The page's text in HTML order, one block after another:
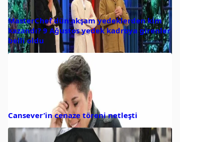
MasterChef dün akşam yedeklerden kim
kazandı? 9 Ağustos yedek kadroya girenler
belli oldu
Cansever’in cenaze töreni netleşti